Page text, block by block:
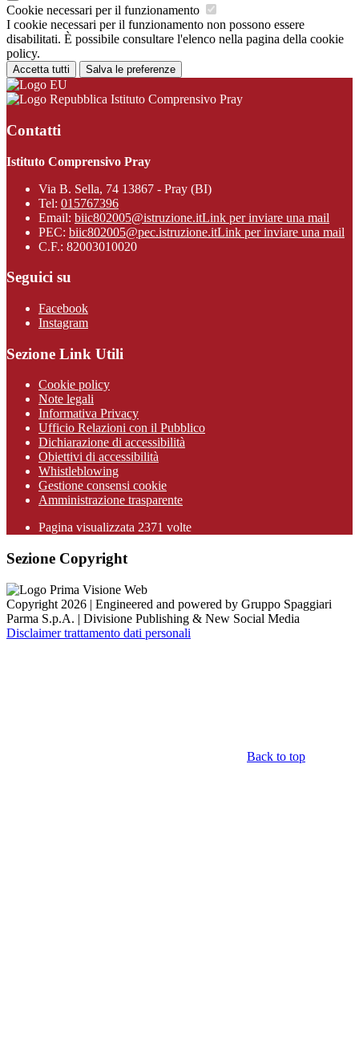
Cookie necessari per il funzionamento
I cookie necessari per il funzionamento non possono essere
disabilitati. È possibile consultare l'elenco nella pagina della cookie
policy.
Accetta tutti Salva le preferenze
Istituto Comprensivo Pray
Contatti
Istituto Comprensivo Pray
Via B. Sella, 74 13867 - Pray (BI)
Tel: 015767396
Email: biic802005@istruzione.itLink per inviare una mail
PEC: biic802005@pec.istruzione.itLink per inviare una mail
C.F.: 82003010020
Seguici su
Facebook
Instagram
Sezione Link Utili
Cookie policy
Note legali
Informativa Privacy
Ufficio Relazioni con il Pubblico
Dichiarazione di accessibilità
Obiettivi di accessibilità
Whistleblowing
Gestione consensi cookie
Amministrazione trasparente
Pagina visualizzata 2371 volte
Sezione Copyright
Copyright 2026 | Engineered and powered by Gruppo Spaggiari
Parma S.p.A. | Divisione Publishing & New Social Media
Disclaimer trattamento dati personali
Back to top